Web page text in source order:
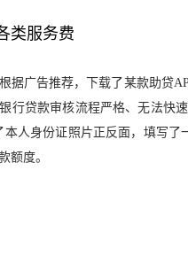
类服务费
据广告推荐，下载了某款助贷
行贷款审核流程严格、无法快
本人身份证照片正反面，填写
额度。